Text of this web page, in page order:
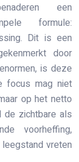
een
formule:
Dit is een
door
is deze
focus mag niet
op het netto
de zichtbare als
voorheffing,
vreten